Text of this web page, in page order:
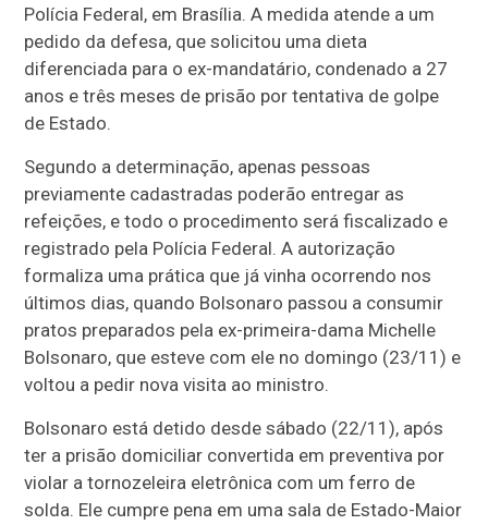
Polícia Federal, em Brasília. A medida atende a um
pedido da defesa, que solicitou uma dieta
diferenciada para o ex-mandatário, condenado a 27
anos e três meses de prisão por tentativa de golpe
de Estado.
Segundo a determinação, apenas pessoas
previamente cadastradas poderão entregar as
refeições, e todo o procedimento será fiscalizado e
registrado pela Polícia Federal. A autorização
formaliza uma prática que já vinha ocorrendo nos
últimos dias, quando Bolsonaro passou a consumir
pratos preparados pela ex-primeira-dama Michelle
Bolsonaro, que esteve com ele no domingo (23/11) e
voltou a pedir nova visita ao ministro.
Bolsonaro está detido desde sábado (22/11), após
ter a prisão domiciliar convertida em preventiva por
violar a tornozeleira eletrônica com um ferro de
solda. Ele cumpre pena em uma sala de Estado-Maior